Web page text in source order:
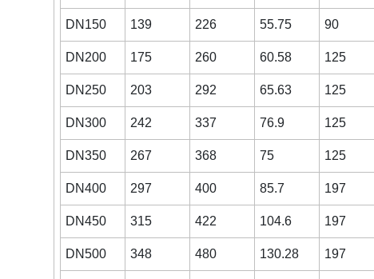
DN150 139 226 55.75 90
DN200 175 260 60.58 125
DN250 203 292 65.63 125
DN300 242 337 76.9 125
DN350 267 368 75 125
DN400 297 400 85.7 197
DN450 315 422 104.6 197
DN500 348 480 130.28 197